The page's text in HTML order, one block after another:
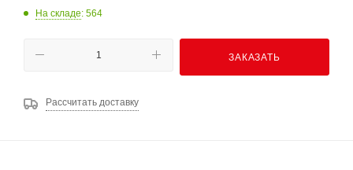
На складе: 564
ЗАКАЗАТЬ
Рассчитать доставку